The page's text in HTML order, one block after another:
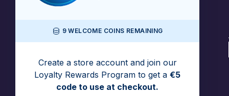
9 WELCOME COINS REMAINING
Create a store account and join our
Loyalty Rewards Program to get a €5
code to use at checkout.